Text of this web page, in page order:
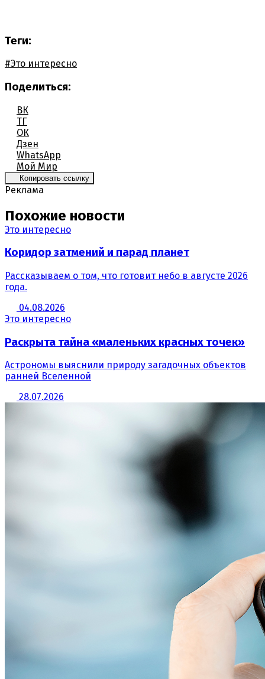
Теги:
#Это интересно
Поделиться:
ВК
ТГ
ОК
Дзен
WhatsApp
Мой Мир
Копировать ссылку
Реклама
Похожие новости
Это интересно
Коридор затмений и парад планет
Рассказываем о том, что готовит небо в августе 2026
года.
04.08.2026
Это интересно
Раскрыта тайна «маленьких красных точек»
Астрономы выяснили природу загадочных объектов
ранней Вселенной
28.07.2026